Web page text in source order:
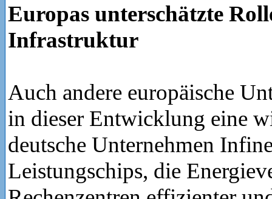
Europas unterschätzte
Infrastruktur
Auch andere europäische
in dieser Entwicklung eine
deutsche Unternehmen
Leistungschips, die